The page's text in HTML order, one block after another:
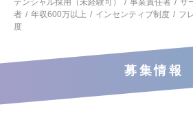
テンシャル採用（未経験可）
事業責任者 サ
者
年収600万以上 インセンティブ制度 フ
度
募集情報